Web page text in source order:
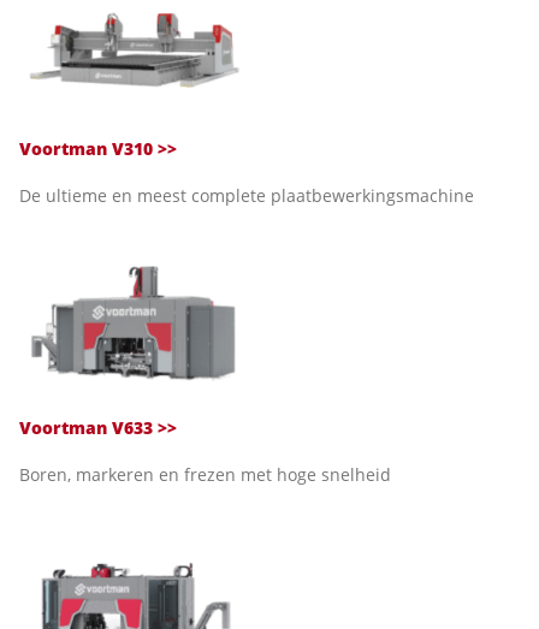
Voortman V310 >>
De ultieme en meest complete plaatbewerkingsmachine
Voortman V633 >>
Boren, markeren en frezen met hoge snelheid